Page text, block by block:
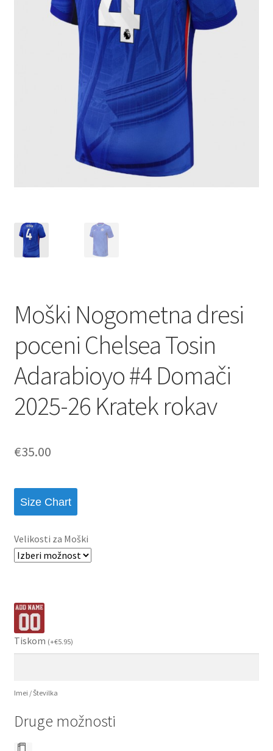
Moški Nogometna dresi
poceni Chelsea Tosin
Adarabioyo #4 Domači
2025-26 Kratek rokav
€35.00
Size Chart
Velikosti za Moški
Tiskom (+€5.95)
Imei / Številka
Druge možnosti